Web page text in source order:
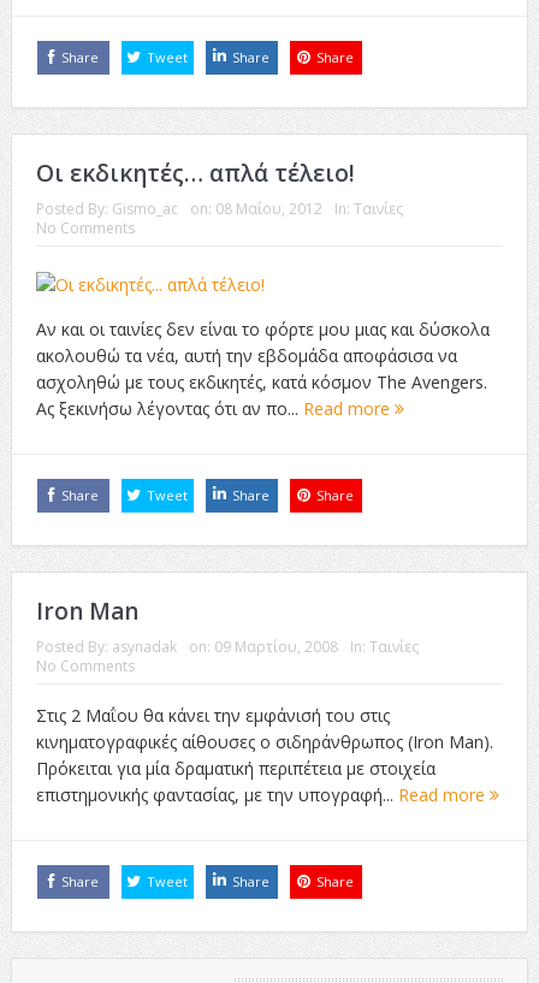
Share Tweet Share Share
Οι εκδικητές… απλά τέλειο!
Posted By: Gismo_ac on: 08 Μαΐου, 2012 In: Ταινίες
No Comments
Αν και οι ταινίες δεν είναι το φόρτε μου μιας και δύσκολα
ακολουθώ τα νέα, αυτή την εβδομάδα αποφάσισα να
ασχοληθώ με τους εκδικητές, κατά κόσμον The Avengers.
Ας ξεκινήσω λέγοντας ότι αν πο... Read more
Share Tweet Share Share
Iron Man
Posted By: asynadak on: 09 Μαρτίου, 2008 In: Ταινίες
No Comments
Στις 2 Μαΐου θα κάνει την εμφάνισή του στις
κινηματογραφικές αίθουσες ο σιδηράνθρωπος (Iron Man).
Πρόκειται για μία δραματική περιπέτεια με στοιχεία
επιστημονικής φαντασίας, με την υπογραφή... Read more
Share Tweet Share Share